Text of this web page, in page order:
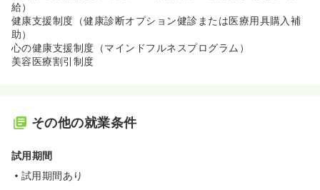
給）
健康支援制度（健康診断オプション健診または医療用具購入補
助）
心の健康支援制度（マインドフルネスプログラム）
美容医療割引制度
その他の就業条件
試用期間
試用期間あり